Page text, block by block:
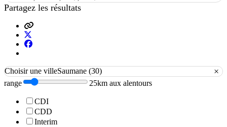
Partagez les résultats
Choisir une villeSaumane (30) ×
range 25km aux alentours
CDI
CDD
Interim